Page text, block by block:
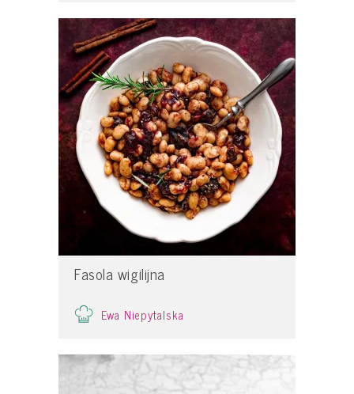
Fasola wigilijna
Ewa Niepytalska